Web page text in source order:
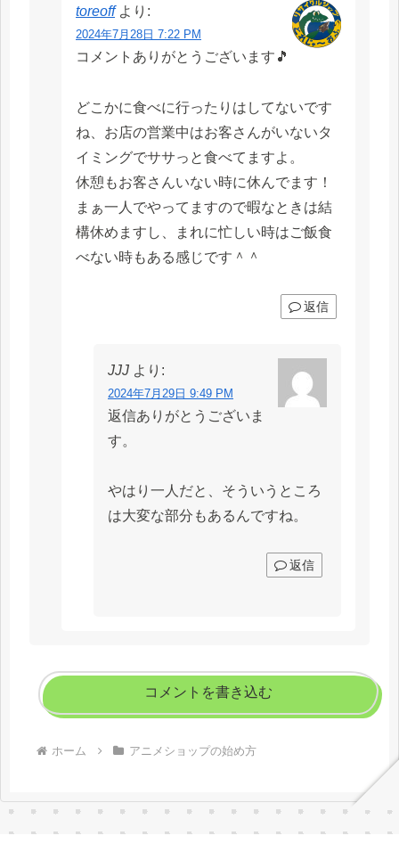
toreoff より:
2024年7月28日 7:22 PM
コメントありがとうございます🎵
どこかに食べに行ったりはしてないです
ね、お店の営業中はお客さんがいないタ
イミングでササっと食べてますよ。
休憩もお客さんいない時に休んでます！
まぁ一人でやってますので暇なときは結
構休めますし、まれに忙しい時はご飯食
べない時もある感じです＾＾
返信
JJJ より:
2024年7月29日 9:49 PM
返信ありがとうございま
す。
やはり一人だと、そういうところ
は大変な部分もあるんですね。
返信
コメントを書き込む
ホーム アニメショップの始め方